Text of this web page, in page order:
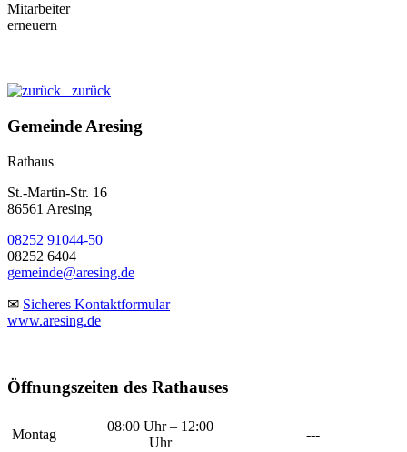
zurück
Gemeinde Aresing
Rathaus
St.-Martin-Str. 16
86561 Aresing
08252 91044-50
08252 6404
gemeinde@aresing.de
✉ Sicheres Kontaktformular
www.aresing.de
Öffnungszeiten des Rathauses
Montag
08:00 Uhr – 12:00
Uhr
---